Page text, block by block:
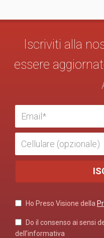
Iscriviti alla
essere
Ho Preso Visione della
Do il consenso ai sensi
dell’informativa